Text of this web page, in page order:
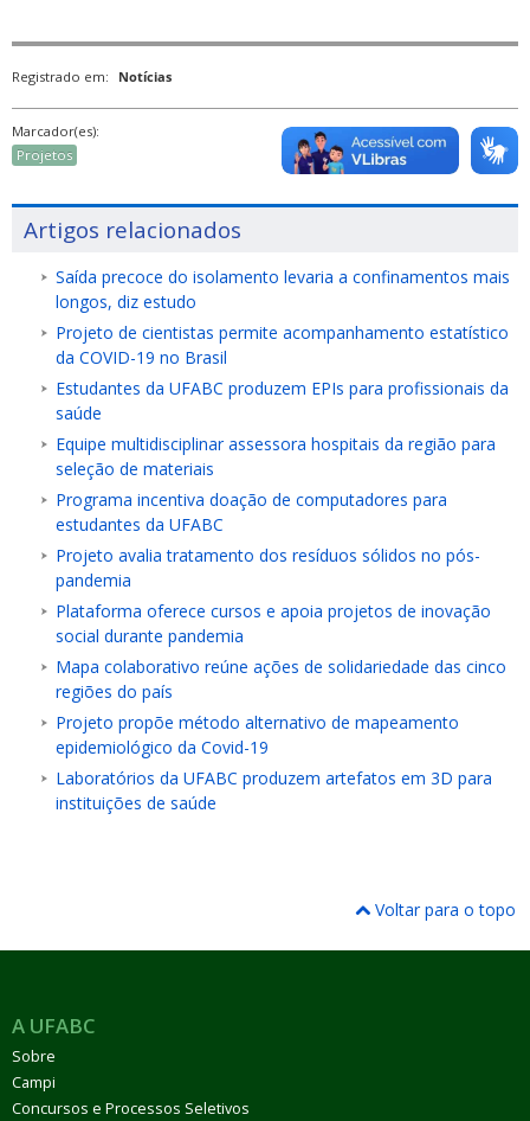
Registrado em: Notícias
Marcador(es):
Projetos
Artigos relacionados
Saída precoce do isolamento levaria a confinamentos mais
longos, diz estudo
Projeto de cientistas permite acompanhamento estatístico
da COVID-19 no Brasil
Estudantes da UFABC produzem EPIs para profissionais da
saúde
Equipe multidisciplinar assessora hospitais da região para
seleção de materiais
Programa incentiva doação de computadores para
estudantes da UFABC
Projeto avalia tratamento dos resíduos sólidos no pós-
pandemia
Plataforma oferece cursos e apoia projetos de inovação
social durante pandemia
Mapa colaborativo reúne ações de solidariedade das cinco
regiões do país
Projeto propõe método alternativo de mapeamento
epidemiológico da Covid-19
Laboratórios da UFABC produzem artefatos em 3D para
instituições de saúde
Voltar para o topo
A UFABC
Sobre
Campi
Concursos e Processos Seletivos